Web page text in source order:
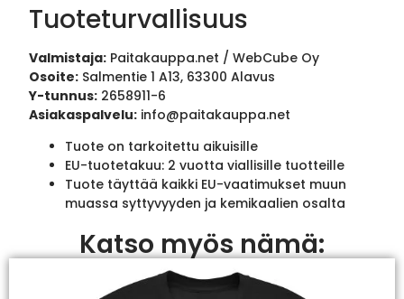
Tuoteturvallisuus
Valmistaja: Paitakauppa.net / WebCube Oy
Osoite: Salmentie 1 A13, 63300 Alavus
Y-tunnus: 2658911-6
Asiakaspalvelu: info@paitakauppa.net
Tuote on tarkoitettu aikuisille
EU-tuotetakuu: 2 vuotta viallisille tuotteille
Tuote täyttää kaikki EU-vaatimukset muun
muassa syttyvyyden ja kemikaalien osalta
Katso myös nämä: